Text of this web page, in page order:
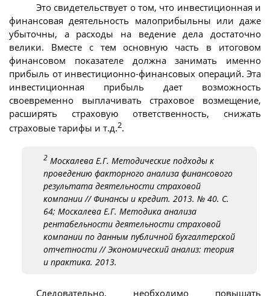
Это свидетельствует о том, что инвестиционная и
финансовая деятельность малоприбыльны или даже
убыточны, а расходы на ведение дела достаточно
велики. Вместе с тем основную часть в итоговом
финансовом показателе должна занимать именно
прибыль от инвестиционно-финансовых операций. Эта
инвестиционная прибыль дает возможность
своевременно выплачивать страховое возмещение,
расширять страховую ответственность, снижать
страховые тарифы и т.д.2.
2 Москалева Е.Г. Методические подходы к
проведению факторного анализа финансового
результата деятельности страховой
компании // Финансы и кредит. 2013. № 40. С.
64; Москалева Е.Г. Методика анализа
рентабельности деятельности страховой
компании по данным публичной бухгалтерской
отчетности // Экономический анализ: теория
и практика. 2013.
Следовательно, необходимо повышать